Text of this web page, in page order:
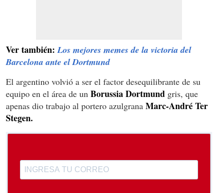
Ver también: Los mejores memes de la victoria del
Barcelona ante el Dortmund
El argentino volvió a ser el factor desequilibrante de su
equipo en el área de un Borussia Dortmund gris, que
apenas dio trabajo al portero azulgrana Marc-André Ter
Stegen.